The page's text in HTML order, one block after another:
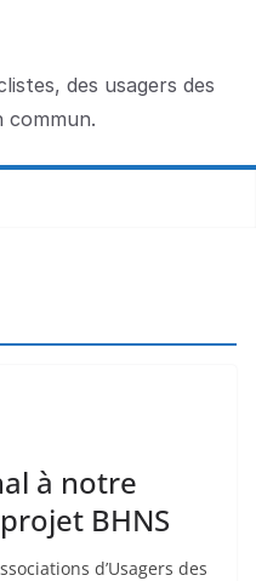
des usagers des
commun.
à notre
BHNS
d’Usagers des